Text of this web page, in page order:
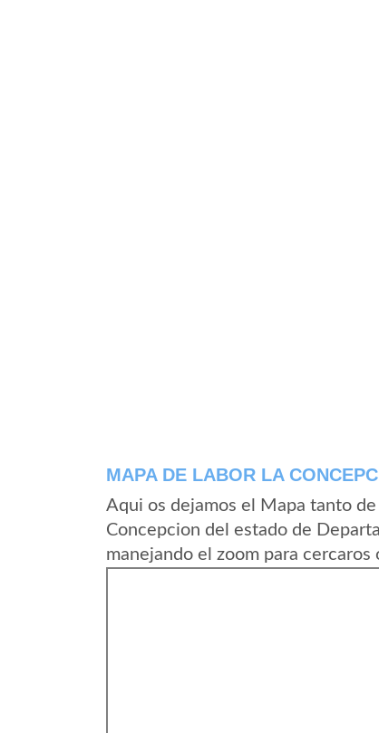
MAPA DE LABOR LA
Aqui os dejamos el Mapa tanto
Concepcion del estado de
manejando el zoom para cercaros